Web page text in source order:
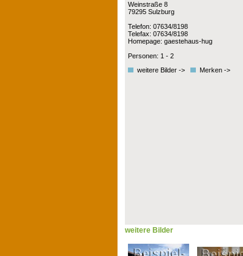
Weinstraße 8
79295 Sulzburg
Telefon: 07634/8198
Telefax: 07634/8198
Homepage: gaestehaus-hug
Personen: 1 - 2
weitere Bilder ->
Merken ->
weitere Bilder